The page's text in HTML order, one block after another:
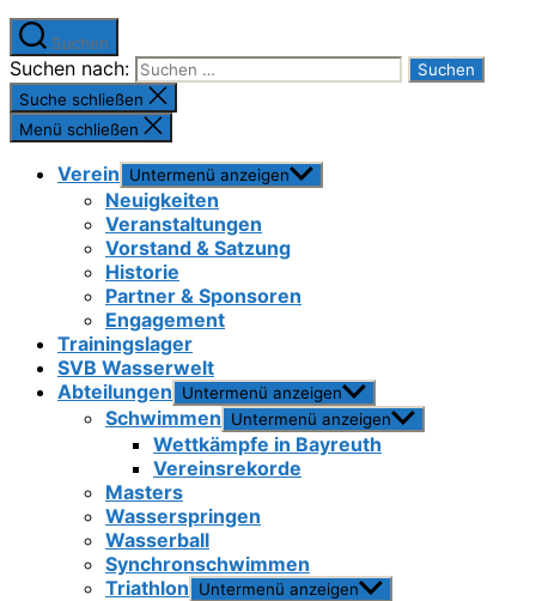
Suchen
Suchen nach:
Suche schließen
Menü schließen
Verein Untermenü anzeigen
Neuigkeiten
Veranstaltungen
Vorstand & Satzung
Historie
Partner & Sponsoren
Engagement
Trainingslager
SVB Wasserwelt
Abteilungen
Untermenü anzeigen
Schwimmen Untermenü anzeigen
Wettkämpfe in Bayreuth
Vereinsrekorde
Masters
Wasserspringen
Wasserball
Synchronschwimmen
Triathlon
Untermenü anzeigen